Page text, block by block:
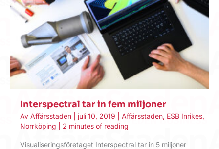
​Interspectral tar in fem miljoner
Av Affärsstaden juli 10, 2019 Affärsstaden, ESB Inrikes,
Norrköping
2 minutes of reading
Visualiseringsföretaget Interspectral tar in 5 miljoner